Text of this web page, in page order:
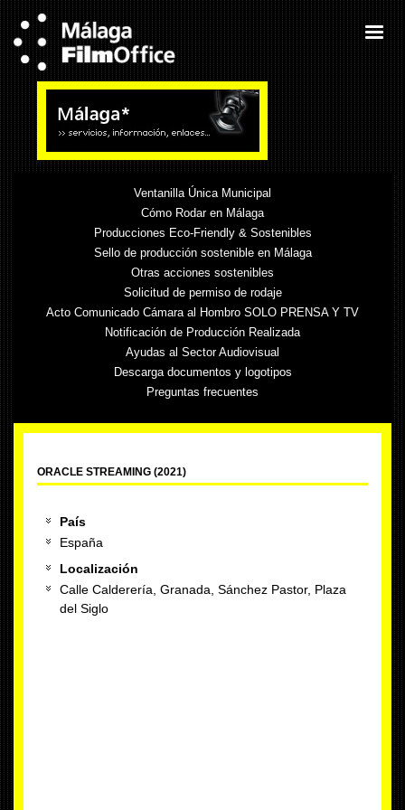
Ventanilla Única Municipal
Cómo Rodar en Málaga
Producciones Eco-Friendly & Sostenibles
Sello de producción sostenible en Málaga
Otras acciones sostenibles
Solicitud de permiso de rodaje
Acto Comunicado Cámara al Hombro SOLO PRENSA Y TV
Notificación de Producción Realizada
Ayudas al Sector Audiovisual
Descarga documentos y logotipos
Preguntas frecuentes
ORACLE STREAMING (2021)
País
España
Localización
Calle Calderería, Granada, Sánchez Pastor, Plaza
del Siglo